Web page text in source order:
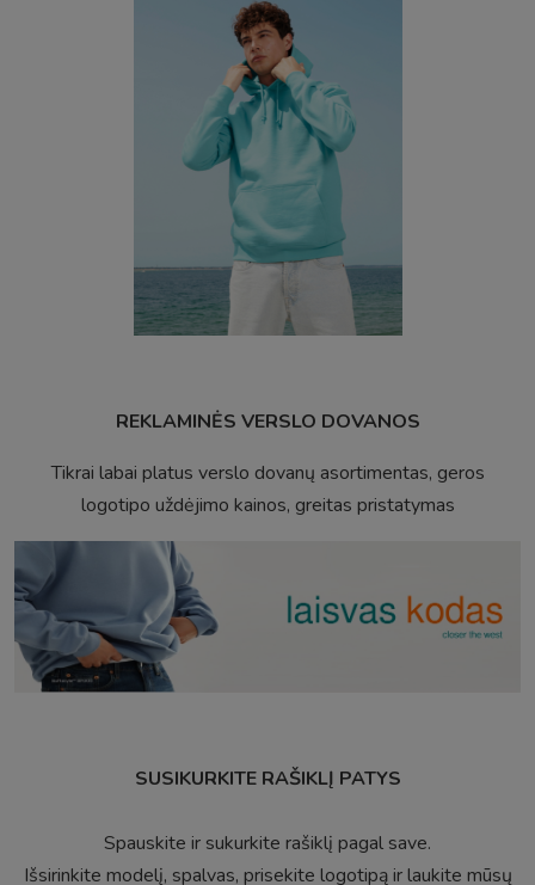
REKLAMINĖS VERSLO DOVANOS
Tikrai labai platus verslo dovanų asortimentas, geros
logotipo uždėjimo kainos, greitas pristatymas
SUSIKURKITE RAŠIKLĮ PATYS
Spauskite ir sukurkite rašiklį pagal save.
Išsirinkite modelį, spalvas, prisekite logotipą ir laukite mūsų